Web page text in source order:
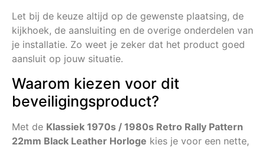
Let bij de keuze altijd op de gewenste plaatsing, de
kijkhoek, de aansluiting en de overige onderdelen van
je installatie. Zo weet je zeker dat het product goed
aansluit op jouw situatie.
Waarom kiezen voor dit
beveiligingsproduct?
Met de Klassiek 1970s / 1980s Retro Rally Pattern
22mm Black Leather Horloge kies je voor een nette,